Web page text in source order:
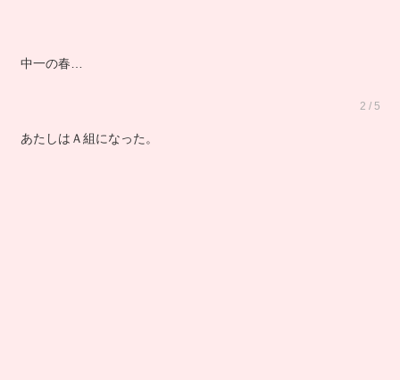
中一の春…
2 / 5
あたしはＡ組になった。